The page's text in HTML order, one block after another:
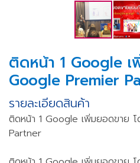
ติดหน้า 1 Google
Google Premier
รายละเอียดสินค้า
ติดหน้า 1 Google เพิ่มยอดขาย
Partner